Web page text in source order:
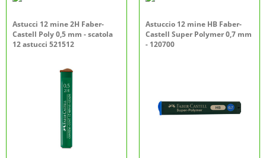
Astucci 12 mine 2H Faber-
Castell Poly 0,5 mm - scatola
12 astucci 521512
Astuccio 12 mine HB Faber-
Castell Super Polymer 0,7 mm
- 120700